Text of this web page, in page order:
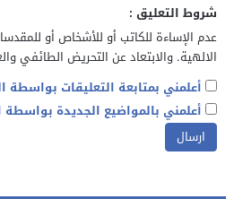
شروط التعليق :
عدم الإساءة للكاتب أو للأشخاص أو
الالهية. والابتعاد عن التحريض الطائفي
أعلمني بمتابعة التعليقات بواسطة
أعلمني بالمواضيع الجديدة بواسطة